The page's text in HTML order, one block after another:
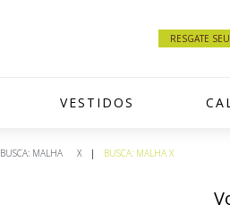
RESGATE
VESTIDOS
BUSCA: MALHA X BUSCA: MALHA X